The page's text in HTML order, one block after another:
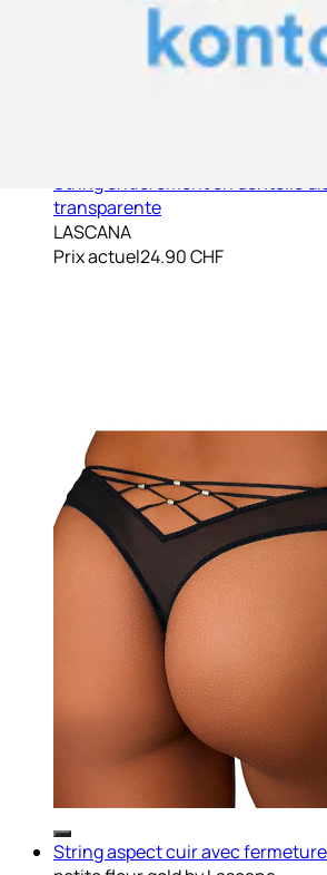
String entièrement en dentelle
transparente
LASCANA
Prix actuel24.90 CHF
String aspect cuir avec